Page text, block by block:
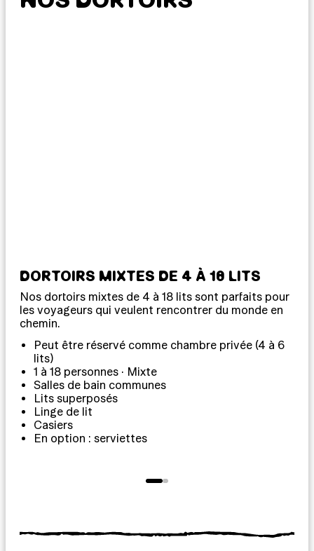
DORTOIRS MIXTES DE 4 À 18 LITS
Nos dortoirs mixtes de 4 à 18 lits sont parfaits pour
les voyageurs qui veulent rencontrer du monde en
chemin.
Peut être réservé comme chambre privée (4 à 6
lits)
1 à 18 personnes · Mixte
Salles de bain communes
Lits superposés
Linge de lit
Casiers
En option : serviettes